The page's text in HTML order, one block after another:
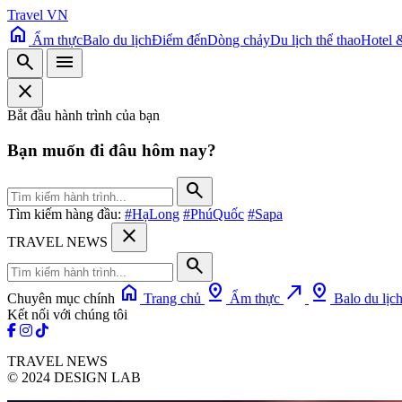
Travel VN
home Ẩm thựcBalo du lịchĐiểm đếnDòng chảyDu lịch thể thaoHotel
search
menu
close
Bắt đầu hành trình của bạn
Bạn muốn đi đâu hôm nay?
search
Tìm kiếm hàng đầu: #HạLong #PhúQuốc #Sapa
TRAVEL NEWS
close
search
Chuyên mục chính home Trang chủ pin_drop Ẩm thực north_east pin_drop Balo du lịch
Kết nối với chúng tôi
TRAVEL NEWS
© 2024 DESIGN LAB